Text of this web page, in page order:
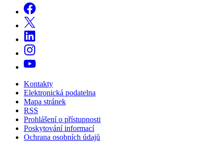
Kontakty
Elektronická podatelna
Mapa stránek
RSS
Prohlášení o přístupnosti
Poskytování informací
Ochrana osobních údajů